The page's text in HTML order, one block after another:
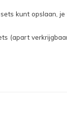
kunt opslaan,
(apart